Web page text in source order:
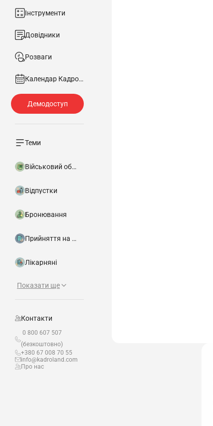
Інструменти
Довідники
Розваги
Календар Кадровика
Теми
Військовий облік
Відпустки
Бронювання
Прийняття на роботу
Лікарняні
Показати ще
Контакти
0 800 607 507
(безкоштовно)
+380 67 008 70 55
info@kadroland.com
Про нас